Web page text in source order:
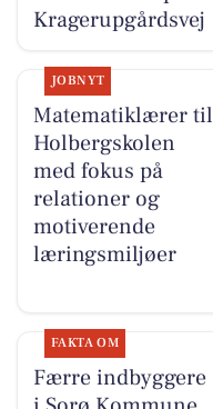
Kragerupgårdsvej
JOBNYT
Matematiklærer til
Holbergskolen
med fokus på
relationer og
motiverende
læringsmiljøer
FAKTA OM
Færre indbyggere